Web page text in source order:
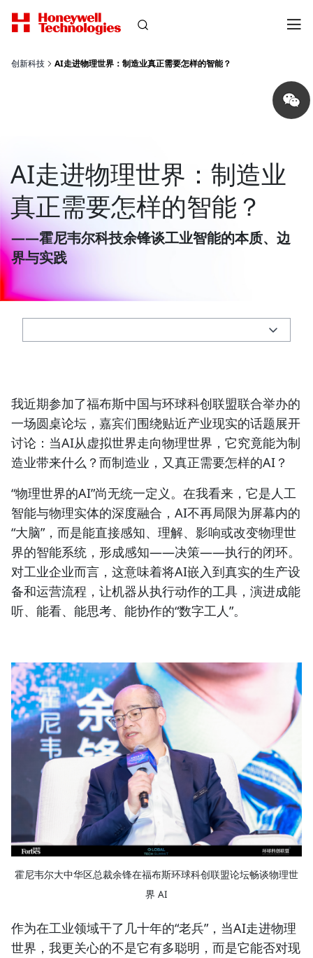
创新科技 AI走进物理世界：制造业真正需要怎样的智能？
Share
on
wechat
AI走进物理世界：制造业
真正需要怎样的智能？
——霍尼韦尔科技余锋谈工业智能的本质、边
界与实践
我近期参加了福布斯中国与环球科创联盟联合举办的
一场圆桌论坛，嘉宾们围绕贴近产业现实的话题展开
讨论：当AI从虚拟世界走向物理世界，它究竟能为制
造业带来什么？而制造业，又真正需要怎样的AI？
“物理世界的AI”尚无统一定义。在我看来，它是人工
智能与物理实体的深度融合，AI不再局限为屏幕内的
“大脑”，而是能直接感知、理解、影响或改变物理世
界的智能系统，形成感知——决策——执行的闭环。
对工业企业而言，这意味着将AI嵌入到真实的生产设
备和运营流程，让机器从执行动作的工具，演进成能
听、能看、能思考、能协作的“数字工人”。
霍尼韦尔大中华区总裁余锋在福布斯环球科创联盟论坛畅谈物理世
界 AI
作为在工业领域干了几十年的“老兵”，当AI走进物理
世界，我更关心的不是它有多聪明，而是它能否对现